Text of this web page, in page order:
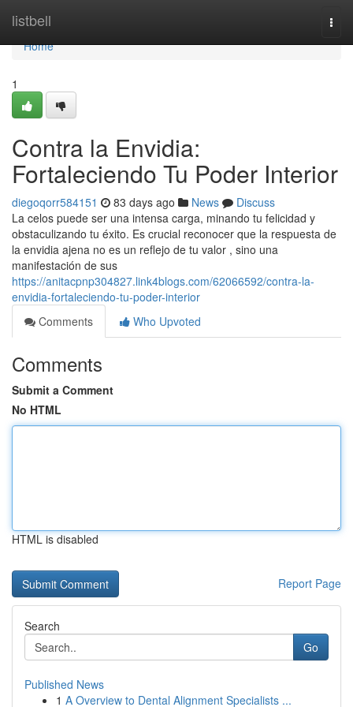
listbell
Home
Home
1
Contra la Envidia:
Fortaleciendo Tu Poder Interior
diegoqorr584151 83 days ago News
Discuss
La celos puede ser una intensa carga, minando tu felicidad y
obstaculizando tu éxito. Es crucial reconocer que la respuesta de
la envidia ajena no es un reflejo de tu valor , sino una
manifestación de sus
https://anitacpnp304827.link4blogs.com/62066592/contra-la-
envidia-fortaleciendo-tu-poder-interior
Comments
Who Upvoted
Comments
Submit a Comment
No HTML
HTML is disabled
Report Page
Search
Go
Published News
1 A Overview to Dental Alignment Specialists ...